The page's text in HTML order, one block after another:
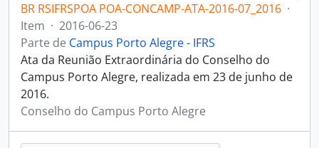
BR RSIFRSPOA POA-CONCAMP-ATA-2016-07_2016 ·
Item · 2016-06-23
Parte de Campus Porto Alegre - IFRS
Ata da Reunião Extraordinária do Conselho do
Campus Porto Alegre, realizada em 23 de junho de
2016.
Conselho do Campus Porto Alegre